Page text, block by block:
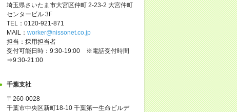
埼玉県さいたま市大宮区仲町 2-23-2 大宮仲町
センタービル 3F
TEL：0120-921-871
MAIL： worker@nissonet.co.jp
担当：採用担当者
受付可能日時：9:30-19:00 ※電話受付時間
⇒9:30-21:00
千葉支社
〒260-0028
千葉市中央区新町18-10 千葉第一生命ビルデ